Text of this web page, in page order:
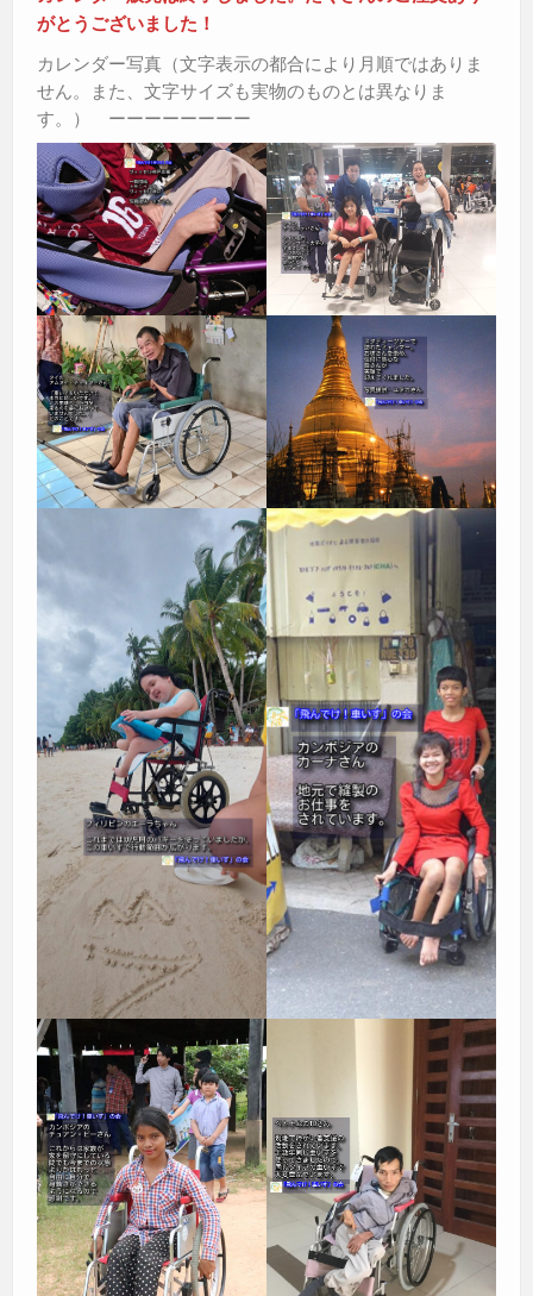
がとうございました！
カレンダー写真（文字表示の都合により月順ではありま
せん。また、文字サイズも実物のものとは異なりま
す。） ーーーーーーーー